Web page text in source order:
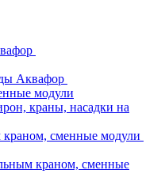
Аквафор
модули
краны, насадки на
сменные модули
краном, сменные